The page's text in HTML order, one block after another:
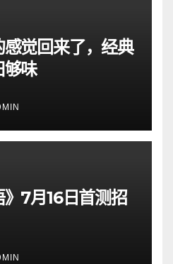
觉回来了，经典
够味
》7月16日首测招